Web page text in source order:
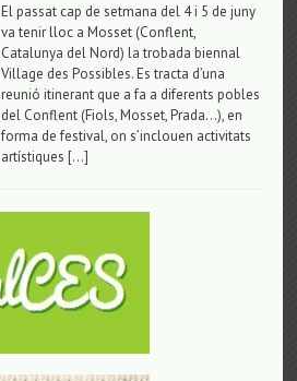
El passat cap de setmana del 4 i 5 de juny
va tenir lloc a Mosset (Conflent,
Catalunya del Nord) la trobada biennal
Village des Possibles. Es tracta d’una
reunió itinerant que a fa a diferents pobles
del Conflent (Fiols, Mosset, Prada…), en
forma de festival, on s’inclouen activitats
artístiques […]